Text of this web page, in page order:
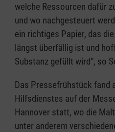
welche Ressourcen dafür
und wo nachgesteuert
ein richtiges Papier, das
längst überfällig ist und
Substanz gefüllt wird“, so
Das Pressefrühstück fand
Hilfsdienstes auf der
Hannover statt, wo die
unter anderem